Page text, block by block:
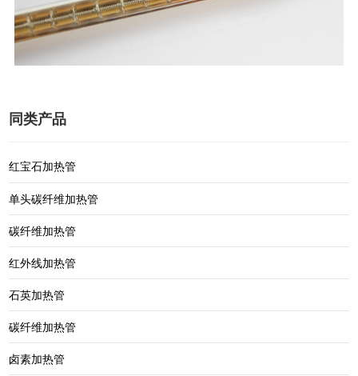
同类产品
红宝石加热管
单头碳纤维加热管
碳纤维加热管
红外线加热管
石英加热管
碳纤维加热管
卤素加热管